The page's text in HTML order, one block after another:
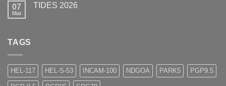
2026
ASGCT
07
Mai
TIDES 2026
TAGS
HEL-117 HEL-S-53 INCAM-100 NDGOA PARK5 PGP9.5